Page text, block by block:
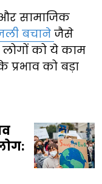
सामाजिक
बचाने जैसे
को ये काम
को बड़ा